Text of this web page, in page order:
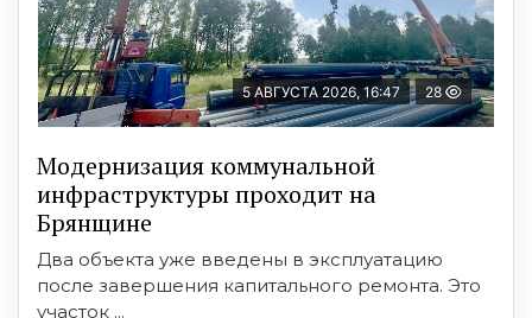
5 АВГУСТА 2026, 16:47 28
Модернизация коммунальной
инфраструктуры проходит на
Брянщине
Два объекта уже введены в эксплуатацию
после завершения капитального ремонта. Это
участок ...